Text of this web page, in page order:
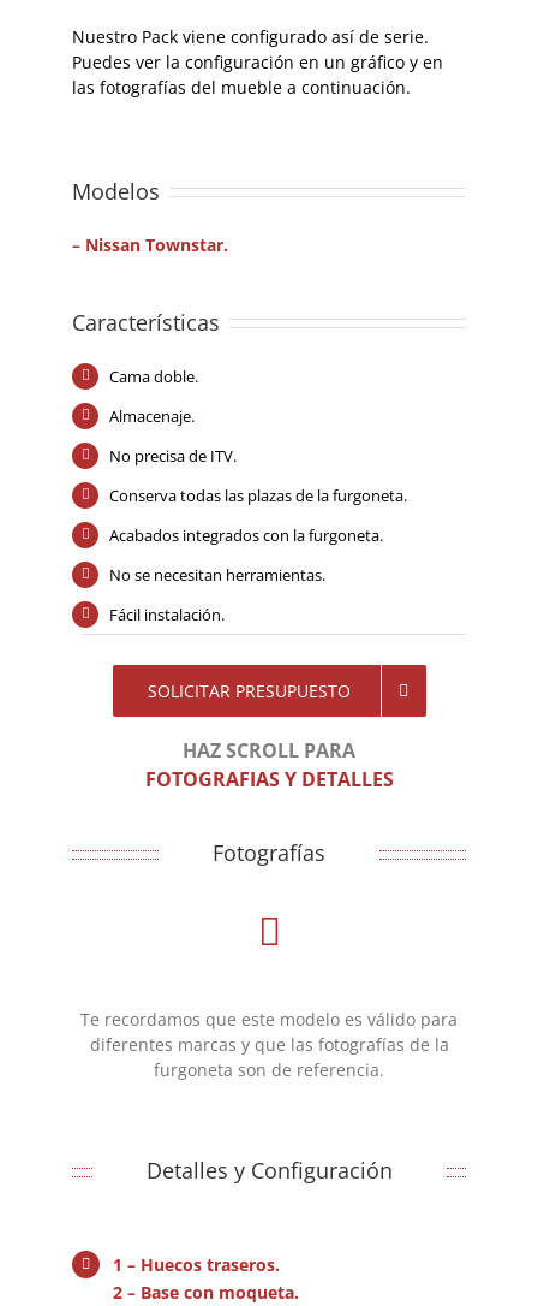
Nuestro Pack viene configurado así de serie.
Puedes ver la configuración en un gráfico y en
las fotografías del mueble a continuación.
Modelos
– Nissan Townstar.
Características
Cama doble.
Almacenaje.
No precisa de ITV.
Conserva todas las plazas de la furgoneta.
Acabados integrados con la furgoneta.
No se necesitan herramientas.
Fácil instalación.
SOLICITAR PRESUPUESTO
HAZ SCROLL PARA
FOTOGRAFIAS Y DETALLES
Fotografías
Te recordamos que este modelo es válido para
diferentes marcas y que las fotografías de la
furgoneta son de referencia.
Detalles y Configuración
1 – Huecos traseros.
2 – Base con moqueta.